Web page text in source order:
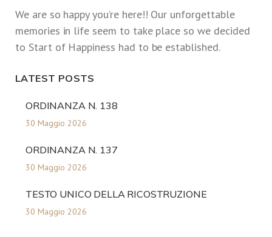
We are so happy you’re here!! Our unforgettable
memories in life seem to take place so we decided
to Start of Happiness had to be established.
LATEST POSTS
ORDINANZA N. 138
30 Maggio 2026
ORDINANZA N. 137
30 Maggio 2026
TESTO UNICO DELLA RICOSTRUZIONE
30 Maggio 2026